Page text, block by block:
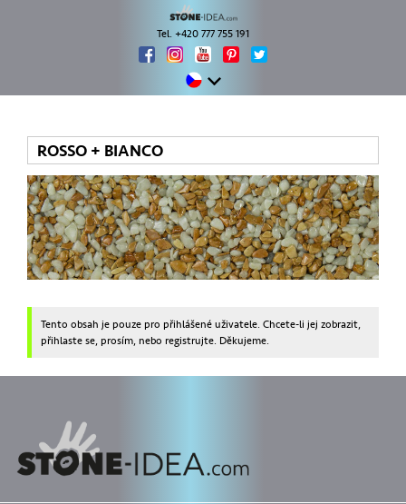
Tel. +420 777 755 191
ROSSO + BIANCO
Tento obsah je pouze pro přihlášené uživatele. Chcete-li jej zobrazit,
přihlaste se, prosím, nebo registrujte. Děkujeme.